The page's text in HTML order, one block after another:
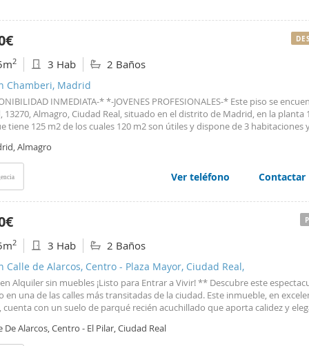
2 3 Hab 2 Baños
Chamberi, Madrid
INMEDIATA-* *-JOVENES PROFESIONALES-* Este piso se
13270, Almagro, Ciudad Real, situado en el distrito de Madrid, en la planta
tiene 125 m2 de los cuales 120 m2 son útiles y dispone de 3 habitaciones
armarios empotrados, buen estado y aire acondicionado. Esta
los siguientes barrios Almagro, Arapiles, Gaztambide, Ríos Rosas, Trafalgar,
Si hay un barrio con chulería, es este. En él encontramos cines,
línea, zonas de copeteo y muchas tiendas bonitas. La primera estación
en Madrid, está aquí, así que transporte no te faltaría. También está
facultades. Como puedes ver, es una zona casi completa, porque lo único
Almagro
Ver teléfono Contactar
2 3 Hab 2 Baños
Calle de Alarcos, Centro - Plaza Mayor, Ciudad Real,
Alquiler sin muebles ¡Listo para Entrar a Vivir! ** Descubre este
en una de las calles más transitadas de la ciudad. Este inmueble, en
cuenta con un suelo de parqué recién acuchillado que aporta calidez y
ideal para los amantes de la gastronomía. Además, los dos
De Alarcos, Centro - El Pilar, Ciudad Real